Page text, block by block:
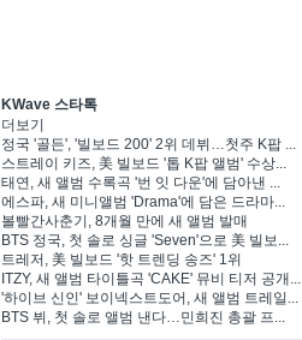
KWave 스타톡
더보기
정국 '골든', '빌보드 200' 2위 데뷔…첫주 K팝 ...
스트레이 키즈, 美 빌보드 '톱 K팝 앨범' 수상...
태연, 새 앨범 수록곡 '번 잇 다운'에 담아낸 ...
에스파, 새 미니앨범 'Drama'에 담은 드라마...
볼빨간사춘기, 8개월 만에 새 앨범 발매
BTS 정국, 첫 솔로 싱글 'Seven'으로 美 빌보...
트레저, 美 빌보드 '핫 트렌딩 송즈' 1위
ITZY, 새 앨범 타이틀곡 'CAKE' 뮤비 티저 공개...
'하이브 신인' 보이넥스트도어, 새 앨범 트레일...
BTS 뷔, 첫 솔로 앨범 낸다…민희진 총괄 프...